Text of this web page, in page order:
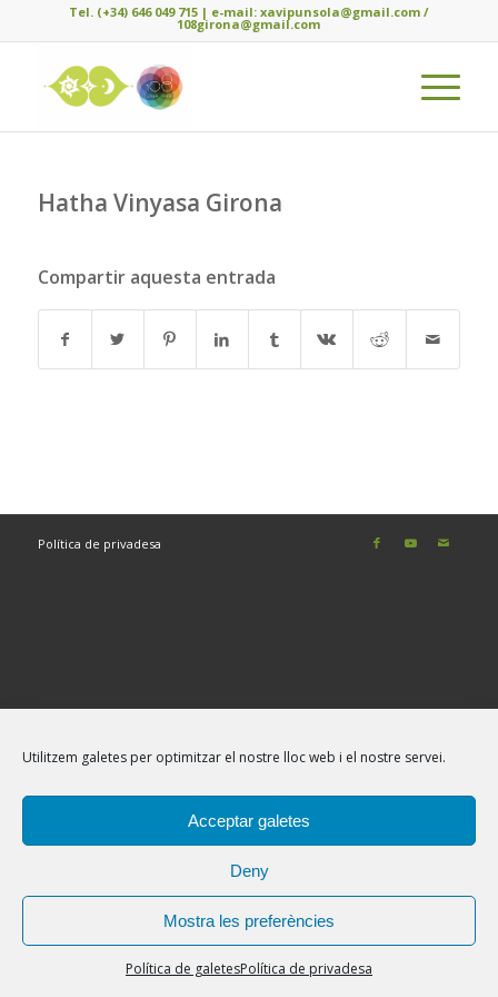
Utilitzem galetes per optimitzar el nostre lloc web i el nostre servei.
Acceptar galetes
Deny
Mostra les preferències
Política de galetesPolítica de privadesa
Tel. (+34) 646 049 715 | e-mail: xavipunsola@gmail.com /
108girona@gmail.com
Hatha Vinyasa Girona
Compartir aquesta entrada
Política de privadesa